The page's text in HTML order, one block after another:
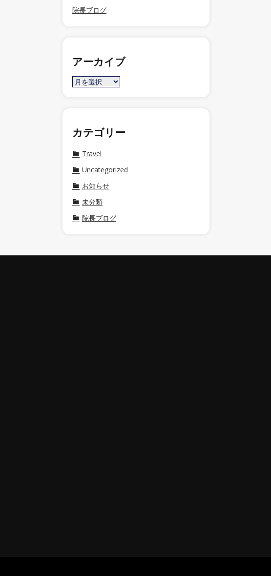
院長ブログ
アーカイブ
カテゴリー
Travel
Uncategorized
お知らせ
未分類
院長ブログ